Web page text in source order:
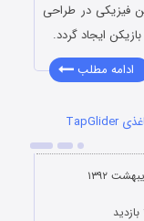
فیزیکی در طراحی
ایجاد گردد.
ادامه مطلب
دانلود بازی جالب و سرگرم کننده موشک کاغذی TapGlider